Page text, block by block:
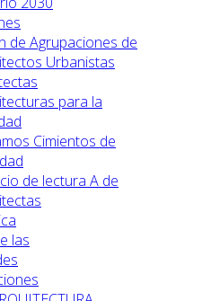
de Agrupaciones de
Urbanistas
para la
Cimientos de
de lectura A de
las